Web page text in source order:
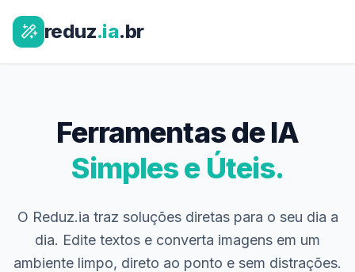
reduz.ia.br
Ferramentas de IA
Simples e Úteis.
O Reduz.ia traz soluções diretas para o seu dia a
dia. Edite textos e converta imagens em um
ambiente limpo, direto ao ponto e sem distrações.